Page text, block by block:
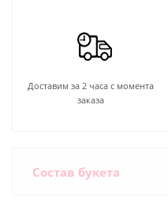
Доставим за 2 часа с момента
заказа
Состав букета